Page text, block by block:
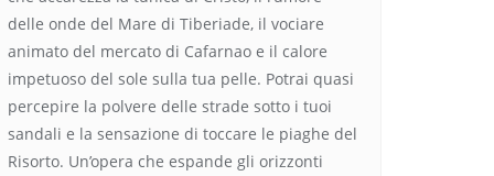
delle onde del Mare di Tiberiade, il vociare
animato del mercato di Cafarnao e il calore
impetuoso del sole sulla tua pelle. Potrai quasi
percepire la polvere delle strade sotto i tuoi
sandali e la sensazione di toccare le piaghe del
Risorto. Un’opera che espande gli orizzonti